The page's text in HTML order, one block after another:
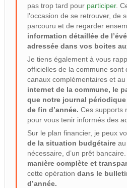
pas trop tard pour participer.
l’occasion de se retrouver, de
parcouru et de regarder
information détaillée de
adressée dans vos boites
Je tiens également à vous
officielles de la commune sont
canaux complémentaires et
internet de la commune, le
que notre journal
de fin d’année. Ces supports
pour vous tenir informés des
Sur le plan financier, je peux
de la situation budgétaireau
nécessaire, d’un prêt bancaire.
manière complète et
cette opération dans le
d’année.